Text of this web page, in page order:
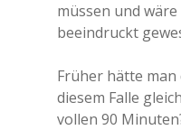
müssen und
beeindruckt
Früher hätte
diesem Falle
vollen 90